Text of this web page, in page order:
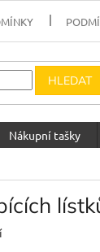
HLEDAT
Nákupní tašky